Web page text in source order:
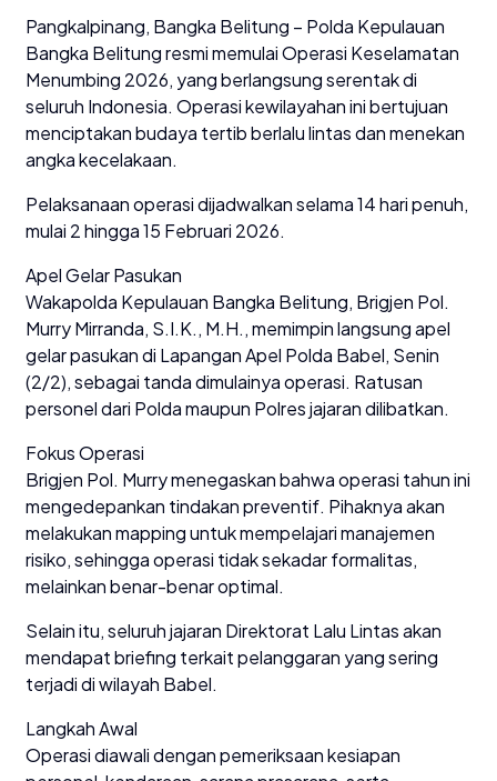
Pangkalpinang, Bangka Belitung – Polda Kepulauan
Bangka Belitung resmi memulai Operasi Keselamatan
Menumbing 2026, yang berlangsung serentak di
seluruh Indonesia. Operasi kewilayahan ini bertujuan
menciptakan budaya tertib berlalu lintas dan menekan
angka kecelakaan.
Pelaksanaan operasi dijadwalkan selama 14 hari penuh,
mulai 2 hingga 15 Februari 2026.
Apel Gelar Pasukan
Wakapolda Kepulauan Bangka Belitung, Brigjen Pol.
Murry Mirranda, S.I.K., M.H., memimpin langsung apel
gelar pasukan di Lapangan Apel Polda Babel, Senin
(2/2), sebagai tanda dimulainya operasi. Ratusan
personel dari Polda maupun Polres jajaran dilibatkan.
Fokus Operasi
Brigjen Pol. Murry menegaskan bahwa operasi tahun ini
mengedepankan tindakan preventif. Pihaknya akan
melakukan mapping untuk mempelajari manajemen
risiko, sehingga operasi tidak sekadar formalitas,
melainkan benar-benar optimal.
Selain itu, seluruh jajaran Direktorat Lalu Lintas akan
mendapat briefing terkait pelanggaran yang sering
terjadi di wilayah Babel.
Langkah Awal
Operasi diawali dengan pemeriksaan kesiapan